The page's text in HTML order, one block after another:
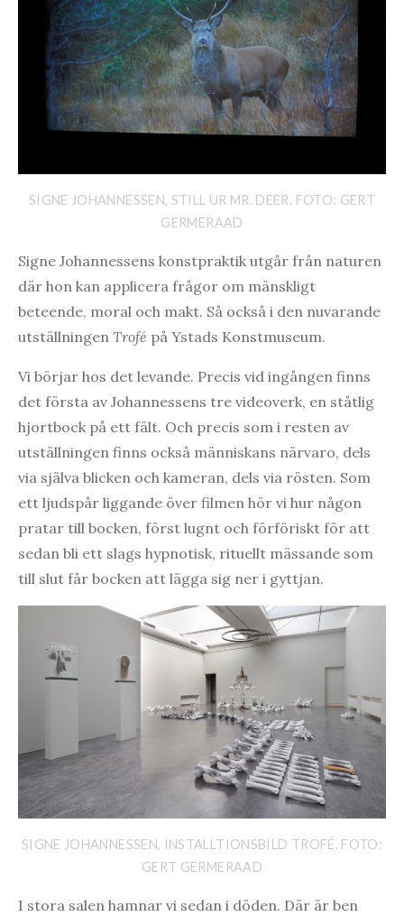
SIGNE JOHANNESSEN, STILL UR MR. DEER. FOTO: GERT
GERMERAAD
Signe Johannessens konstpraktik utgår från naturen
där hon kan applicera frågor om mänskligt
beteende, moral och makt. Så också i den nuvarande
utställningen Trofé på Ystads Konstmuseum.
Vi börjar hos det levande. Precis vid ingången finns
det första av Johannessens tre videoverk, en ståtlig
hjortbock på ett fält. Och precis som i resten av
utställningen finns också människans närvaro, dels
via själva blicken och kameran, dels via rösten. Som
ett ljudspår liggande över filmen hör vi hur någon
pratar till bocken, först lugnt och förföriskt för att
sedan bli ett slags hypnotisk, rituellt mässande som
till slut får bocken att lägga sig ner i gyttjan.
SIGNE JOHANNESSEN, INSTALLTIONSBILD TROFÉ. FOTO:
GERT GERMERAAD
I stora salen hamnar vi sedan i döden. Där är ben